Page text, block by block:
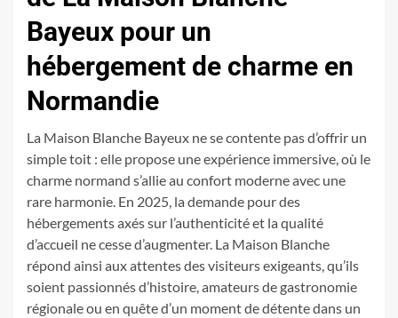
Bayeux pour un
hébergement de charme en
Normandie
La Maison Blanche Bayeux ne se contente pas d’offrir un
simple toit : elle propose une expérience immersive, où le
charme normand s’allie au confort moderne avec une
rare harmonie. En 2025, la demande pour des
hébergements axés sur l’authenticité et la qualité
d’accueil ne cesse d’augmenter. La Maison Blanche
répond ainsi aux attentes des visiteurs exigeants, qu’ils
soient passionnés d’histoire, amateurs de gastronomie
régionale ou en quête d’un moment de détente dans un